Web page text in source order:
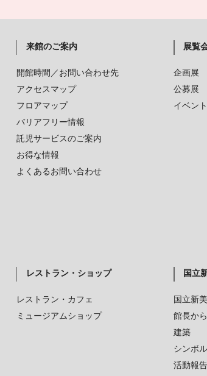
来館のご案内
開館時間／お問い合わせ先
アクセスマップ
フロアマップ
バリアフリー情報
託児サービスのご案内
お得な情報
よくあるお問い合わせ
展覧
企画展
公募展
イベント
レストラン・ショップ
レストラン・カフェ
ミュージアムショップ
国立
国立新
館長か
建築
シンボ
活動報告